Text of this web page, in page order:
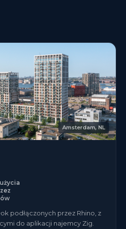
Amsterdam, NL
podłączonych przez Rhino, z
do aplikacji najemcy Zig.